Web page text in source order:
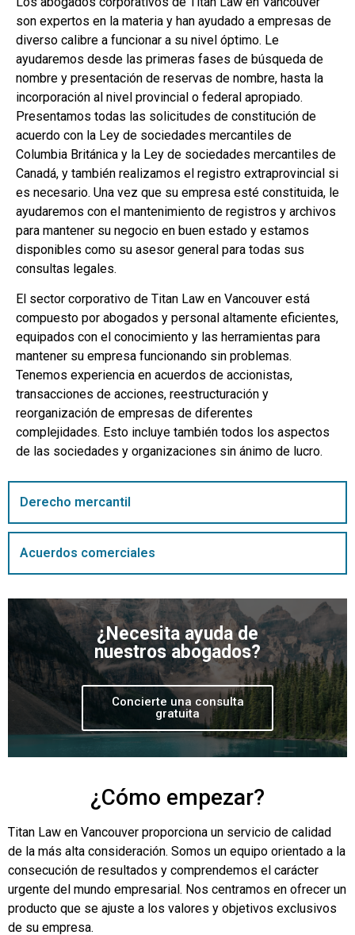
son expertos en la materia y han ayudado a empresas de
diverso calibre a funcionar a su nivel óptimo. Le
ayudaremos desde las primeras fases de búsqueda de
nombre y presentación de reservas de nombre, hasta la
incorporación al nivel provincial o federal apropiado.
Presentamos todas las solicitudes de constitución de
acuerdo con la Ley de sociedades mercantiles de
Columbia Británica y la Ley de sociedades mercantiles de
Canadá, y también realizamos el registro extraprovincial si
es necesario. Una vez que su empresa esté constituida, le
ayudaremos con el mantenimiento de registros y archivos
para mantener su negocio en buen estado y estamos
disponibles como su asesor general para todas sus
consultas legales.
El sector corporativo de Titan Law en Vancouver está
compuesto por abogados y personal altamente eficientes,
equipados con el conocimiento y las herramientas para
mantener su empresa funcionando sin problemas.
Tenemos experiencia en acuerdos de accionistas,
transacciones de acciones, reestructuración y
reorganización de empresas de diferentes
complejidades. Esto incluye también todos los aspectos
de las sociedades y organizaciones sin ánimo de lucro.
Derecho mercantil
Acuerdos comerciales
¿Necesita ayuda de
nuestros abogados?
Concierte una consulta
gratuita
¿Cómo empezar?
Titan Law en Vancouver proporciona un servicio de calidad
de la más alta consideración. Somos un equipo orientado a la
consecución de resultados y comprendemos el carácter
urgente del mundo empresarial. Nos centramos en ofrecer un
producto que se ajuste a los valores y objetivos exclusivos
de su empresa.